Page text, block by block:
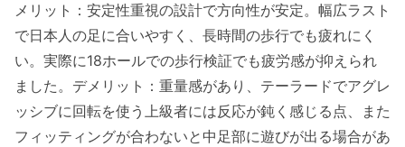
メリット：安定性重視の設計で方向性が安定。幅広ラスト
で日本人の足に合いやすく、長時間の歩行でも疲れにく
い。実際に18ホールでの歩行検証でも疲労感が抑えられ
ました。デメリット：重量感があり、テーラードでアグレ
ッシブに回転を使う上級者には反応が鈍く感じる点、また
フィッティングが合わないと中足部に遊びが出る場合があ